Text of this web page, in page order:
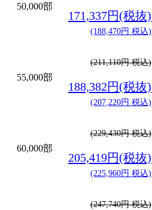
50,000部
171,337円(税抜)
(188,470円 税込)
55,000部
(211,110円 税込)
188,382円(税抜)
(207,220円 税込)
60,000部
(229,430円 税込)
205,419円(税抜)
(225,960円 税込)
(247,740円 税込)